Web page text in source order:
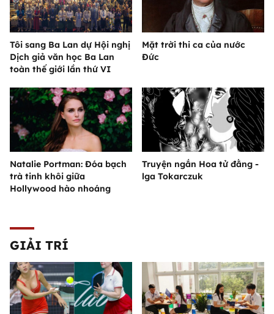
Tôi sang Ba Lan dự Hội nghị
Dịch giả văn học Ba Lan
toàn thế giới lần thứ VI
Mặt trời thi ca của nước
Đức
Natalie Portman: Đóa bạch
trà tinh khôi giữa
Hollywood hào nhoáng
Truyện ngắn Hoa tử đằng -
lga Tokarczuk
GIẢI TRÍ